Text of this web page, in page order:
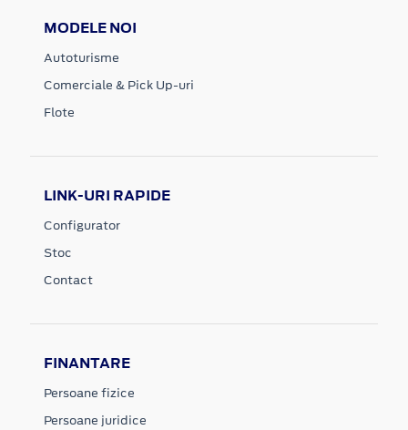
MODELE NOI
Autoturisme
Comerciale & Pick Up-uri
Flote
LINK-URI RAPIDE
Configurator
Stoc
Contact
FINANTARE
Persoane fizice
Persoane juridice